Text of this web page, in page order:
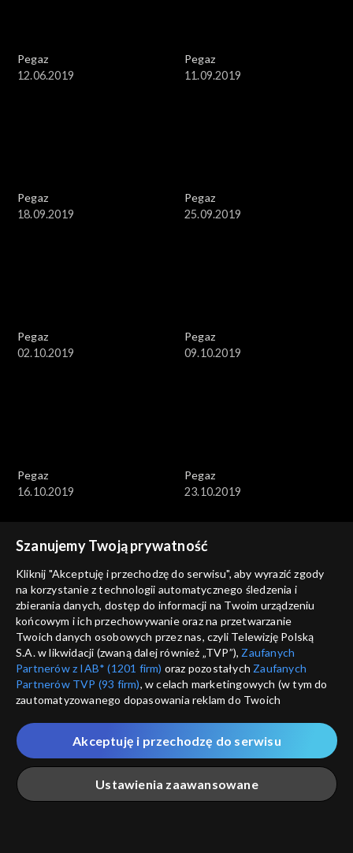
Pegaz
12.06.2019
Pegaz
11.09.2019
Pegaz
18.09.2019
Pegaz
25.09.2019
Pegaz
02.10.2019
Pegaz
09.10.2019
Pegaz
16.10.2019
Pegaz
23.10.2019
Pegaz
30.10.2019
Pegaz
06.11.2019
Pegaz
13.11.2019
Pegaz
20.11.2019
Szanujemy Twoją prywatność
Kliknij "Akceptuję i przechodzę do serwisu", aby wyrazić zgody
na korzystanie z technologii automatycznego śledzenia i
zbierania danych, dostęp do informacji na Twoim urządzeniu
końcowym i ich przechowywanie oraz na przetwarzanie
Twoich danych osobowych przez nas, czyli Telewizję Polską
S.A. w likwidacji (zwaną dalej również „TVP”), Zaufanych
Partnerów z IAB* (1201 firm) oraz pozostałych Zaufanych
Partnerów TVP (93 firm), w celach marketingowych (w tym do
zautomatyzowanego dopasowania reklam do Twoich
które wskazujemy poniżej, a także zgody na udostępnianie
przez nas identyfikatora PPID do Google.
Twoje dane osobowe zbierane podczas odwiedzania przez
Ciebie naszych
poszczególnych serwisówzwanych dalej
„Portalem”, w tym informacje zapisywane za pomocą
Ustawienia zaawansowane
Akceptuję i przechodzę do serwisu